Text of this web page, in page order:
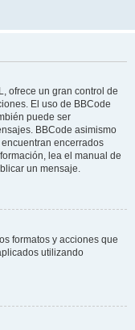
ofrece un gran control de
El uso de BBCode
puede ser
BBCode asimismo
encerrados
lea el manual de
un mensaje.
formatos y acciones que
utilizando